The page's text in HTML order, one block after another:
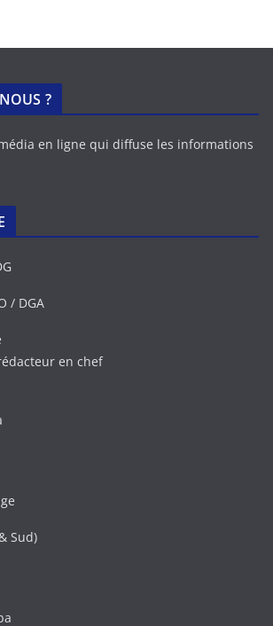
?
en ligne qui diffuse les informations
/ DGA
en chef
Sud)